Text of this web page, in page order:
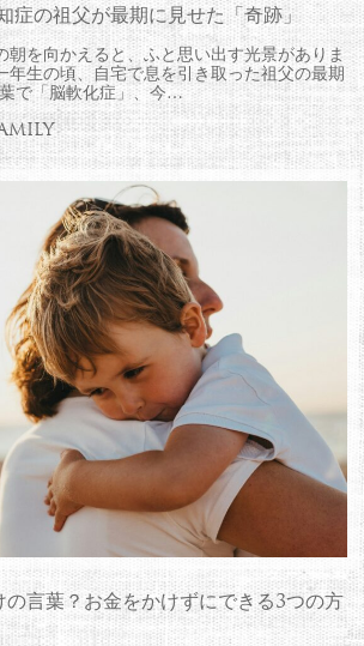
症の祖父が最期に見せた「奇跡」
朝を向かえると、ふと思い出す光景がありま
年生の頃、自宅で息を引き取った祖父の最期
で「脳軟化症」、今…
の言葉？お金をかけずにできる3つの方